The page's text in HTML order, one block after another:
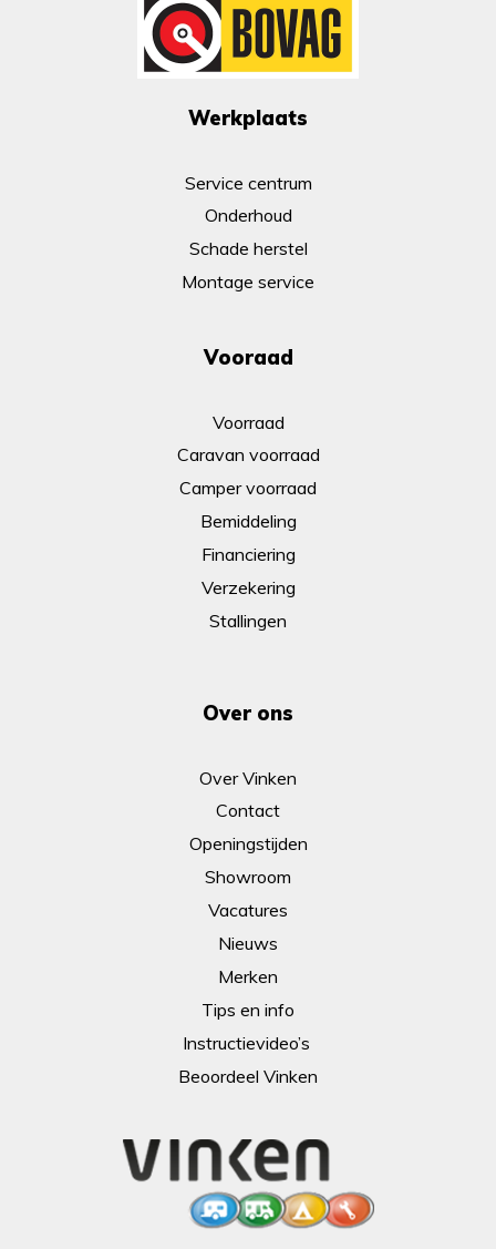
Werkplaats
Service centrum
Onderhoud
Schade herstel
Montage service
Vooraad
Voorraad
Caravan voorraad
Camper voorraad
Bemiddeling
Financiering
Verzekering
Stallingen
Over ons
Over Vinken
Contact
Openingstijden
Showroom
Vacatures
Nieuws
Merken
Tips en info
Instructievideo’s
Beoordeel Vinken